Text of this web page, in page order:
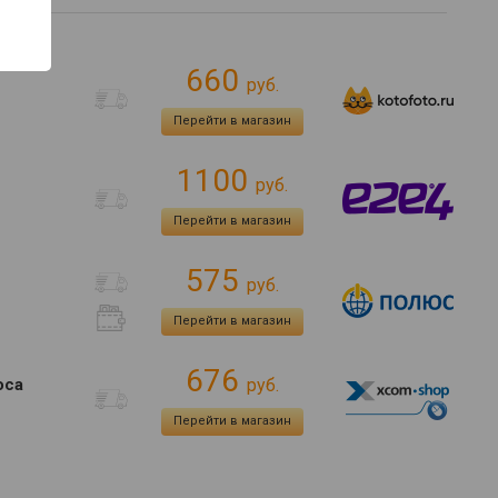
660 руб.
Перейти в магазин
1100 руб.
Перейти в магазин
575 руб.
Перейти в магазин
676 руб.
Перейти в магазин